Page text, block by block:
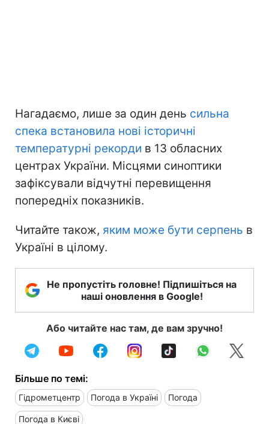
Нагадаємо, лише за один день сильна
спека встановила нові історичні
температурні рекорди в 13 обласних
центрах України. Місцями синоптики
зафіксували відчутні перевищення
попередніх показників.
Читайте також, яким може бути серпень в
Україні в цілому.
Не пропустіть головне! Підпишіться на
наші оновлення в Google!
Або читайте нас там, де вам зручно!
Більше по темі:
Гідрометцентр Погода в Україні Погода
Погода в Києві